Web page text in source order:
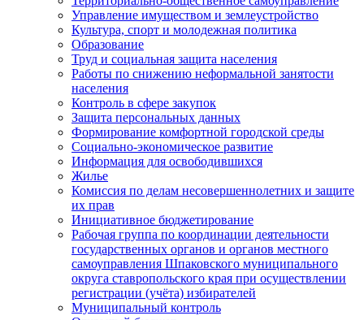
Управление имуществом и землеустройство
Культура, спорт и молодежная политика
Образование
Труд и социальная защита населения
Работы по снижению неформальной занятости
населения
Контроль в сфере закупок
Защита персональных данных
Формирование комфортной городской среды
Социально-экономическое развитие
Информация для освободившихся
Жилье
Комиссия по делам несовершеннолетних и защите
их прав
Инициативное бюджетирование
Рабочая группа по координации деятельности
государственных органов и органов местного
самоуправления Шпаковского муниципального
округа ставропольского края при осуществлении
регистрации (учёта) избирателей
Муниципальный контроль